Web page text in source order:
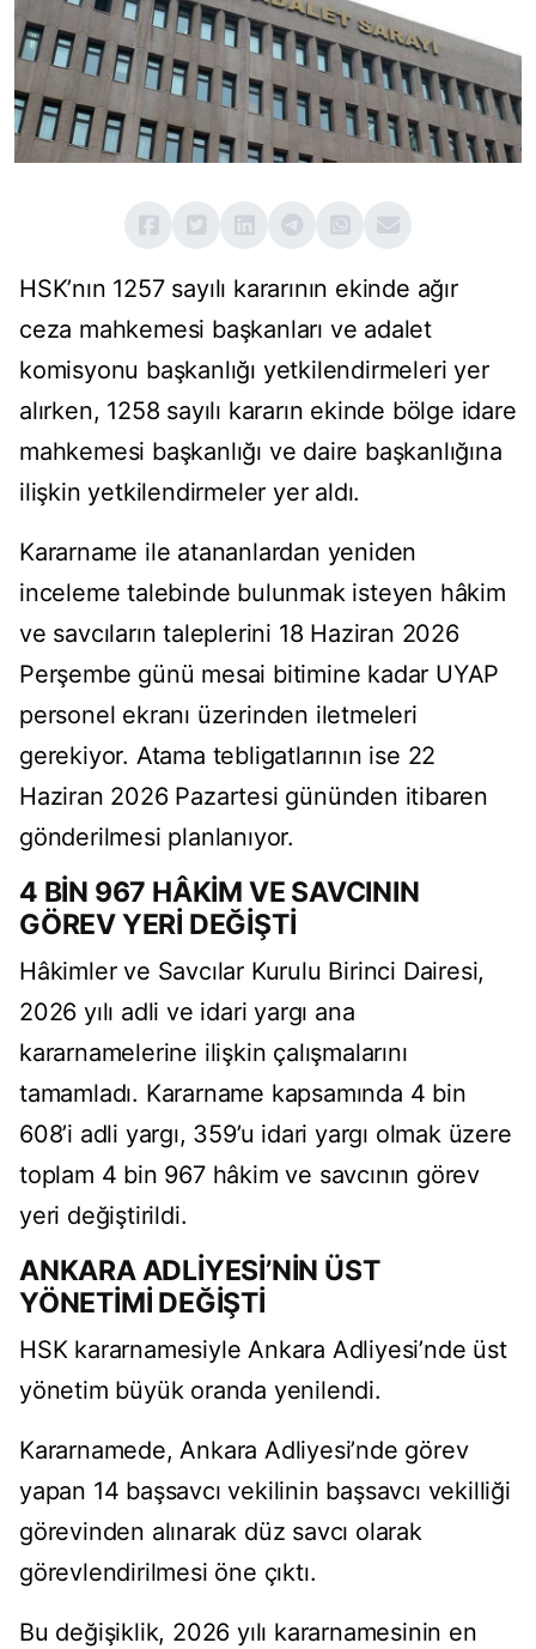
HSK’nın 1257 sayılı kararının ekinde ağır
ceza mahkemesi başkanları ve adalet
komisyonu başkanlığı yetkilendirmeleri yer
alırken, 1258 sayılı kararın ekinde bölge idare
mahkemesi başkanlığı ve daire başkanlığına
ilişkin yetkilendirmeler yer aldı.
Kararname ile atananlardan yeniden
inceleme talebinde bulunmak isteyen hâkim
ve savcıların taleplerini 18 Haziran 2026
Perşembe günü mesai bitimine kadar UYAP
personel ekranı üzerinden iletmeleri
gerekiyor. Atama tebligatlarının ise 22
Haziran 2026 Pazartesi gününden itibaren
gönderilmesi planlanıyor.
4 BİN 967 HÂKİM VE SAVCININ
GÖREV YERİ DEĞİŞTİ
Hâkimler ve Savcılar Kurulu Birinci Dairesi,
2026 yılı adli ve idari yargı ana
kararnamelerine ilişkin çalışmalarını
tamamladı. Kararname kapsamında 4 bin
608’i adli yargı, 359’u idari yargı olmak üzere
toplam 4 bin 967 hâkim ve savcının görev
yeri değiştirildi.
ANKARA ADLİYESİ’NİN ÜST
YÖNETİMİ DEĞİŞTİ
HSK kararnamesiyle Ankara Adliyesi’nde üst
yönetim büyük oranda yenilendi.
Kararnamede, Ankara Adliyesi’nde görev
yapan 14 başsavcı vekilinin başsavcı vekilliği
görevinden alınarak düz savcı olarak
görevlendirilmesi öne çıktı.
Bu değişiklik, 2026 yılı kararnamesinin en